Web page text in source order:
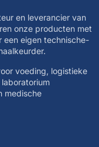
en leverancier van
onze producten met
een eigen technische-
voeding, logistieke
medische